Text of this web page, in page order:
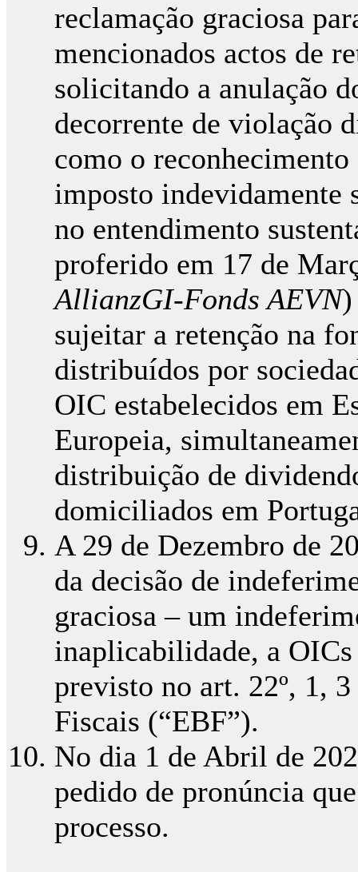
reclamação graciosa
mencionados actos de
solicitando a anulação
decorrente de violação
como o
imposto indevidamente
no entendimento
proferido em 17 de
AllianzGI-Fonds AEVN)
sujeitar a retenção na
distribuídos por
OIC estabelecidos em
Europeia,
distribuição de
domiciliados em
A 29 de Dezembro de
da decisão de
graciosa – um
inaplicabilidade, a
previsto no art. 22º, 1,
Fiscais (“EBF”).
No dia 1 de Abril de
pedido de pronúncia
processo.